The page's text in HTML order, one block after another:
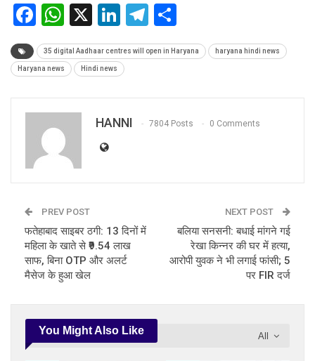
Facebook
WhatsApp
X LinkedIn
Telegram
35 digital Aadhaar centres will open in Haryana haryana hindi news
Haryana news Hindi news
HANNI 7804 Posts 0 Comments
PREV POST
फतेहाबाद साइबर ठगी: 13 दिनों में
महिला के खाते से ₹9.54 लाख
साफ, बिना OTP और अलर्ट
मैसेज के हुआ खेल
NEXT POST
बलिया सनसनी: बधाई मांगने गई
रेखा किन्नर की घर में हत्या,
आरोपी युवक ने भी लगाई फांसी; 5
पर FIR दर्ज
All
You Might Also Like